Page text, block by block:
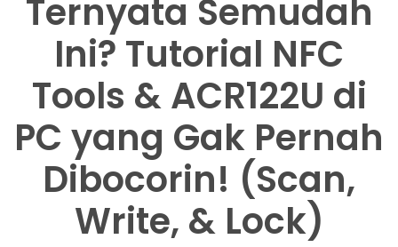
Ternyata Semudah
Ini? Tutorial NFC
Tools & ACR122U di
PC yang Gak Pernah
Dibocorin! (Scan,
Write, & Lock)